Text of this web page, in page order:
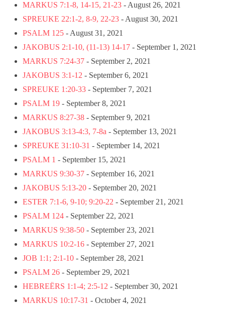
MARKUS 7:1-8, 14-15, 21-23 - August 26, 2021
SPREUKE 22:1-2, 8-9, 22-23 - August 30, 2021
PSALM 125 - August 31, 2021
JAKOBUS 2:1-10, (11-13) 14-17 - September 1, 2021
MARKUS 7:24-37 - September 2, 2021
JAKOBUS 3:1-12 - September 6, 2021
SPREUKE 1:20-33 - September 7, 2021
PSALM 19 - September 8, 2021
MARKUS 8:27-38 - September 9, 2021
JAKOBUS 3:13-4:3, 7-8a - September 13, 2021
SPREUKE 31:10-31 - September 14, 2021
PSALM 1 - September 15, 2021
MARKUS 9:30-37 - September 16, 2021
JAKOBUS 5:13-20 - September 20, 2021
ESTER 7:1-6, 9-10; 9:20-22 - September 21, 2021
PSALM 124 - September 22, 2021
MARKUS 9:38-50 - September 23, 2021
MARKUS 10:2-16 - September 27, 2021
JOB 1:1; 2:1-10 - September 28, 2021
PSALM 26 - September 29, 2021
HEBREËRS 1:1-4; 2:5-12 - September 30, 2021
MARKUS 10:17-31 - October 4, 2021